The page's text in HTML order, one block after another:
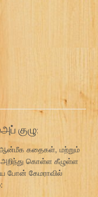
குழு:
ஆன்மீக கதைகள், மற்றும்
கொள்ள கீழுள்ள
போன் கேமராவில்